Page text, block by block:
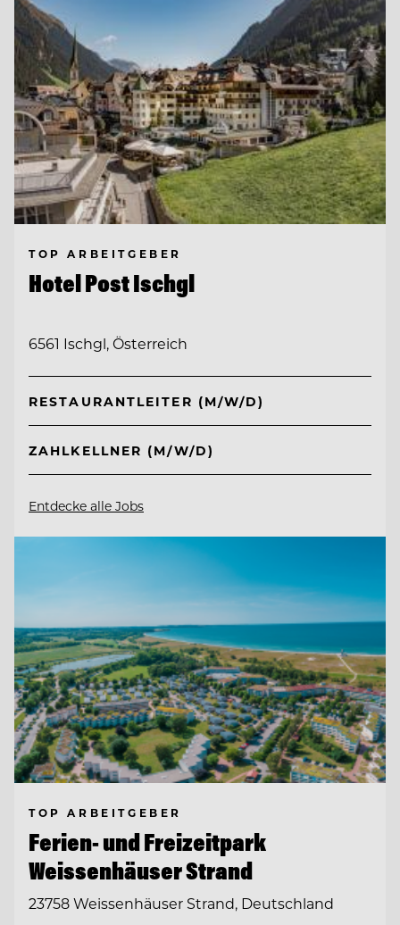
TOP ARBEITGEBER
Hotel Post Ischgl
6561 Ischgl, Österreich
RESTAURANTLEITER (M/W/D)
ZAHLKELLNER (M/W/D)
Entdecke alle Jobs
TOP ARBEITGEBER
Ferien- und Freizeitpark
Weissenhäuser Strand
23758 Weissenhäuser Strand, Deutschland